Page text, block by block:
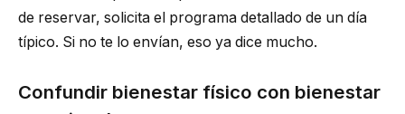
de reservar, solicita el programa detallado de un día
típico. Si no te lo envían, eso ya dice mucho.
Confundir bienestar físico con bienestar